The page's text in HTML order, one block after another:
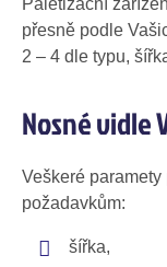
Paletizační
přesně podle
2 – 4 dle typu,
Nosné vidle
Veškeré
požadavkům:
šířka,